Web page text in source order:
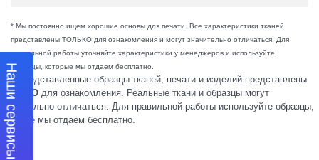
* Мы постоянно ищем хорошие основы для печати. Все характеристики тканей
представлены ТОЛЬКО для ознакомления и могут значительно отличаться. Для
правильной работы уточняйте характеристики у менеджеров и используйте
образцы, которые мы отдаем бесплатно.
Все представленные образцы тканей, печати и изделий представлены
ТОЛЬКО для ознакомления. Реальные ткани и образцы могут
значительно отличаться. Для правильной работы используйте образцы,
которые мы отдаем бесплатно.
Наши сервисы